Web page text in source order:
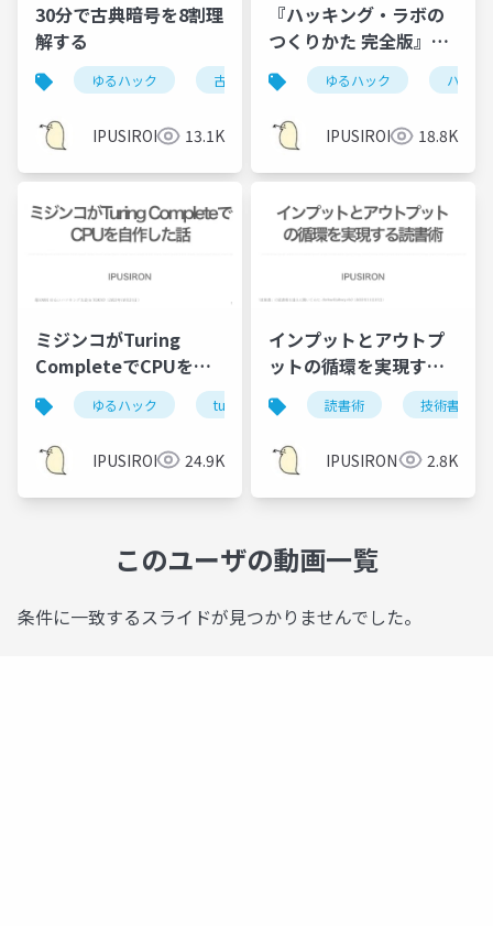
30分で古典暗号を8割理
解する
ゆるハック 古典暗号 暗号
IPUSIRON 13.1K
『ハッキング・ラボの
つくりかた 完全版』誕
生秘話 ゆるハック ハッキ
IPUSIRON 18.8K
ミジンコがTuring
CompleteでCPUを自
作した話ゆるハック turing complete
IPUSIRON 24.9K
インプットとアウトプ
ットの循環を実現する
読書術読書術 技術書
IPUSIRON 2.8K
このユーザの動画一覧
条件に一致するスライドが見つかりませんでした。